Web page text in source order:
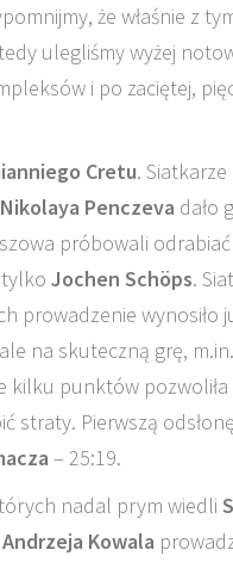
że właśnie z
ulegliśmy wyżej
i po zaciętej,
Cretu.
Nikolaya Penczeva dało
próbowali
tylko Jochen Schöps.
prowadzenie wynosiło
na skuteczną grę, m.in.
kilku punktów
straty. Pierwszą
– 25:19.
nadal prym wiedli
Andrzeja Kowala